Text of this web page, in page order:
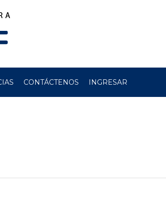
CONTÁCTENOS INGRESAR